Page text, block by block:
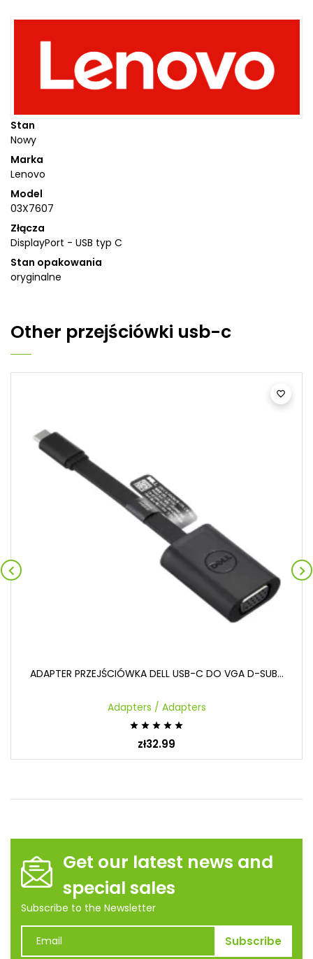
Stan
Nowy
Marka
Lenovo
Model
03X7607
Złącza
DisplayPort - USB typ C
Stan opakowania
oryginalne
Other przejściówki usb-c


ADAPTER PRZEJŚCIÓWKA DELL USB-C DO VGA D-SUB...
Adapters / Adapters
    
zł32.99

Get our latest news and
special sales
Subscribe to the Newsletter